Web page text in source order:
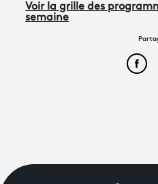
Voir la grille des
semaine